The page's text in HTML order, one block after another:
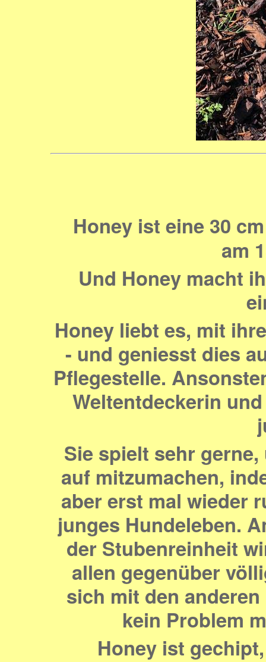
Honey ist eine 30
am
Und Honey macht
Honey liebt es, mit
- und geniesst dies
Pflegestelle.
Weltentdeckerin
Sie spielt sehr
auf mitzumachen,
aber erst mal wieder
junges Hundeleben.
der Stubenreinheit
allen gegenüber
sich mit den
kein Problem
Honey ist